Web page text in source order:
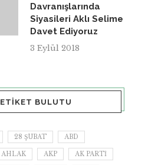
Davranışlarında
Siyasileri Aklı Selime
Davet Ediyoruz
3 Eylül 2018
ETIKET BULUTU
28 ŞUBAT ABD
AHLAK AKP AK PARTI